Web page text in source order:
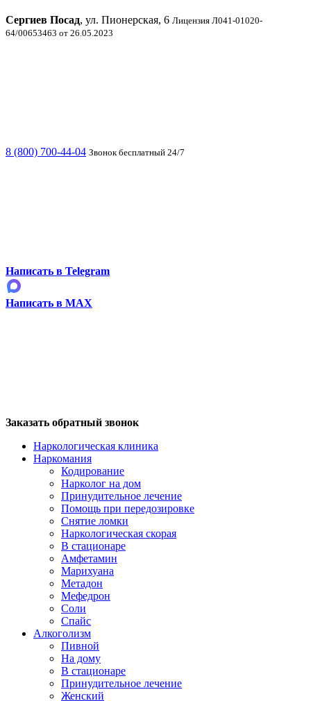
Сергиев Посад, ул. Пионерская, 6 Лицензия Л041-01020-
64/00653463 от 26.05.2023
8 (800) 700-44-04 Звонок бесплатный 24/7
Написать в Telegram
Написать в MAX
Заказать обратный звонок
Наркологическая клиника
Наркомания
Кодирование
Нарколог на дом
Принудительное лечение
Помощь при передозировке
Снятие ломки
Наркологическая скорая
В стационаре
Амфетамин
Марихуана
Метадон
Мефедрон
Соли
Спайс
Алкоголизм
Пивной
На дому
В стационаре
Принудительное лечение
Женский